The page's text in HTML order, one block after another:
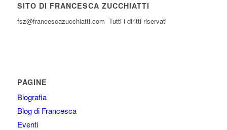
SITO DI FRANCESCA ZUCCHIATTI
fsz@francescazucchiatti.com Tutti i diritti riservati
PAGINE
Biografia
Blog di Francesca
Eventi